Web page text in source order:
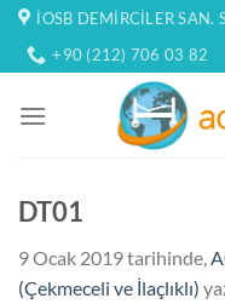
İçeriğe
atla
İOSB DEMIRCILER SAN.
+90 (212) 706 03 82
DT01
9 Ocak 2019tarihinde,
(Çekmeceli ve İlaçlıklı)